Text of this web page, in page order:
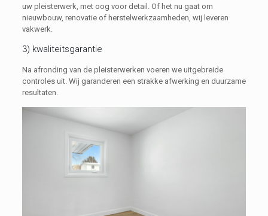
uw pleisterwerk, met oog voor detail. Of het nu gaat om
nieuwbouw, renovatie of herstelwerkzaamheden, wij leveren
vakwerk.
3) kwaliteitsgarantie
Na afronding van de pleisterwerken voeren we uitgebreide
controles uit. Wij garanderen een strakke afwerking en duurzame
resultaten.